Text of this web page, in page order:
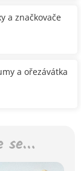
a značkovače
a ořezávátka
se…